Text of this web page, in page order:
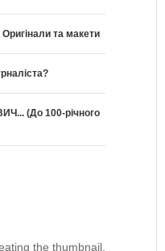
Оригінали та макети
(До 100-річного
the thumbnail.